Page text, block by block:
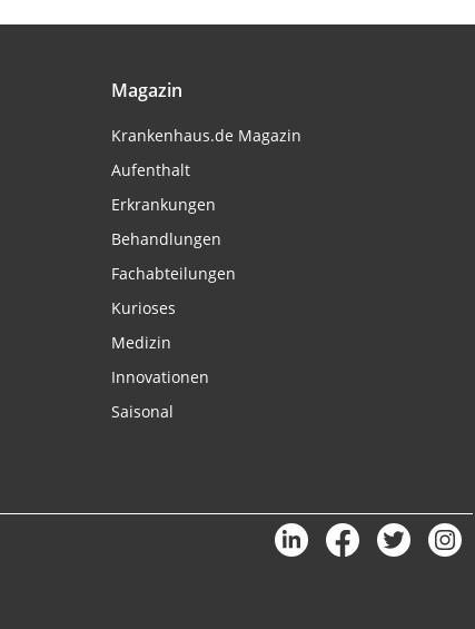
Magazin
Krankenhaus.de Magazin
Aufenthalt
Erkrankungen
Behandlungen
Fachabteilungen
Kurioses
Medizin
Innovationen
Saisonal